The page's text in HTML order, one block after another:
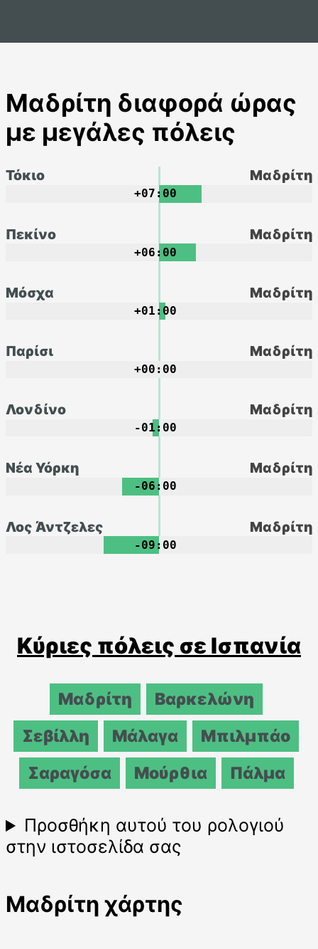
Μαδρίτη διαφορά ώρας
με μεγάλες πόλεις
Μαδρίτη
Τόκιο
+07:00
Μαδρίτη
Πεκίνο
+06:00
Μαδρίτη
Μόσχα
+01:00
Μαδρίτη
Παρίσι
+00:00
Μαδρίτη
Λονδίνο
-01:00
Μαδρίτη
Νέα Υόρκη
-06:00
Μαδρίτη
Λος Άντζελες
-09:00
Κύριες πόλεις σε Ισπανία
Μαδρίτη
Βαρκελώνη
Σεβίλλη
Μάλαγα
Μπιλμπάο
Σαραγόσα
Μούρθια Πάλμα
Προσθήκη αυτού του ρολογιού
στην ιστοσελίδα σας
Μαδρίτη χάρτης